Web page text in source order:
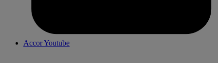
Accor Youtube